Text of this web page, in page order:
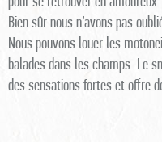
Bien sûr nous n’avons pas
Nous pouvons louer les
balades dans les champs. Le
des sensations fortes et offre